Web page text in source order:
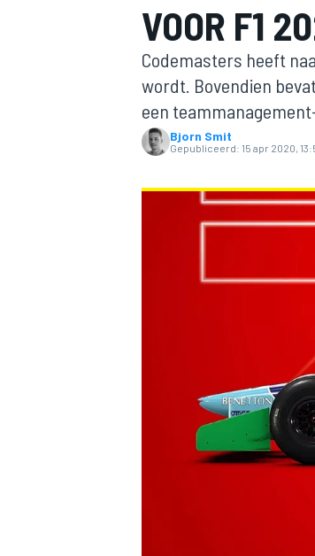
MOTOGP
VOOR F1
Codemasters heeft
wordt. Bovendien
een
Bjorn Smit
Gepubliceerd: 15 apr 2020,